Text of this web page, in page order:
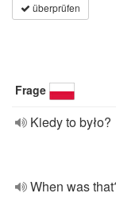
überprüfen
Frage
Kiedy to było?
When was